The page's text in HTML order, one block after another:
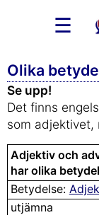
☰
Olika
Se upp!
Det finns
som adjektivet,
Adjektiv och
har olika
Betydelse:
utjämna